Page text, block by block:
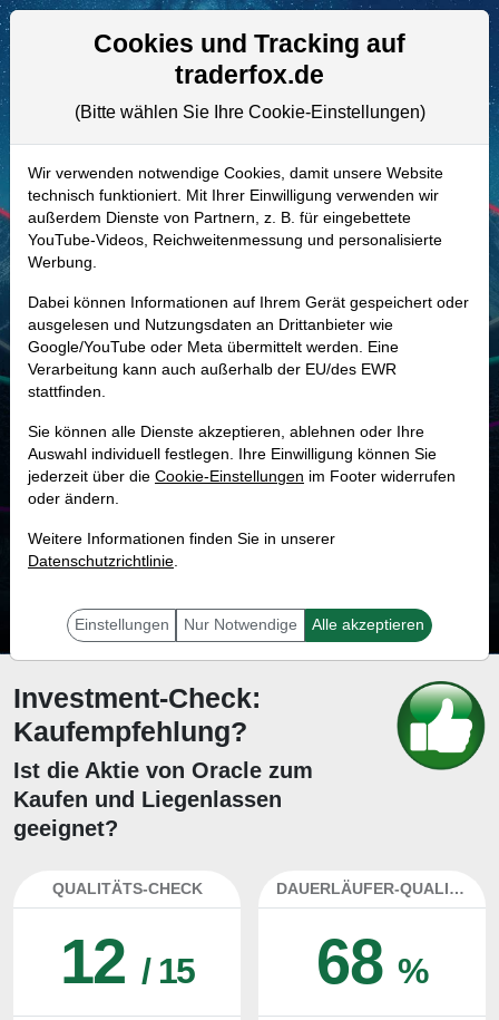
Aktien- und Artikelsuche
871460 | ORCL–Oracle Aktie
Realtime-Aktienkurs:
-
-
Marktkapitalisierung 423,44 Mrd. USD
Unternehmenswert 552,69 Mrd. USD
MONKEY-TRADER INDIKATOR
20.3 %
Mit 20.3 % Wahrscheinlichkeit wird selbst der unglücklichst agierende Trader
Investment-Check:
Kaufempfehlung?
Ist die Aktie von Oracle zum
Kaufen und Liegenlassen
geeignet?
QUALITÄTS-CHECK
12 / 15
DAUERLÄUFER-QUALITÄTEN
68%
Cookies und Tracking auf
traderfox.de
(Bitte wählen Sie Ihre Cookie-Einstellungen)
Wir verwenden notwendige Cookies, damit unsere Website
technisch funktioniert. Mit Ihrer Einwilligung verwenden wir
außerdem Dienste von Partnern, z. B. für eingebettete
YouTube-Videos, Reichweitenmessung und personalisierte
Werbung.
Dabei können Informationen auf Ihrem Gerät gespeichert oder
ausgelesen und Nutzungsdaten an Drittanbieter wie
Google/YouTube oder Meta übermittelt werden. Eine
Verarbeitung kann auch außerhalb der EU/des EWR
stattfinden.
Sie können alle Dienste akzeptieren, ablehnen oder Ihre
Auswahl individuell festlegen. Ihre Einwilligung können Sie
jederzeit über die Cookie-Einstellungen im Footer widerrufen
oder ändern.
Weitere Informationen finden Sie in unserer
Datenschutzrichtlinie.
Einstellungen Nur Notwendige Alle akzeptieren